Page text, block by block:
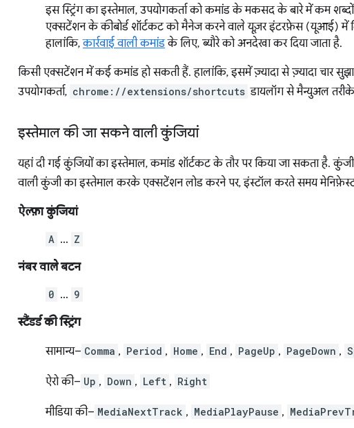
इस स्ट्रिंग का इस्तेमाल, उपयोगकर्ता को कमांड के मकसद के बारे में कम शब्दों
एक्सटेंशन के कीबोर्ड शॉर्टकट को मैनेज करने वाले यूज़र इंटरफ़ेस (यूआई) में
हालांकि,कार्रवाई वाली कमांडके लिए, ब्यौरे को अनदेखा कर दिया जाता है.
किसी एक्सटेंशन में कई कमांड हो सकती हैं. हालांकि, इसमें ज़्यादा से ज़्यादा चार
उपयोगकर्ता, chrome://extensions/shortcuts डायलॉग से मैन्युअल
इस्तेमाल की जा सकने वाली कुंजियां
यहां दी गई कुंजियों का इस्तेमाल, कमांड शॉर्टकट के तौर पर किया जा सकता है.
वाली कुंजी का इस्तेमाल करके एक्सटेंशन लोड करने पर, इंस्टॉल करते समय मेनिफ़ेस्ट
ऐल्फ़ा कुंजियां
A … Z
नंबर वाले बटन
0 … 9
स्टैंडर्ड की स्ट्रिंग
सामान्य– Comma , Period , Home , End , PageUp , PageDown ,
ऐरो की– Up , Down , Left , Right
मीडिया की– MediaNextTrack , MediaPlayPause ,